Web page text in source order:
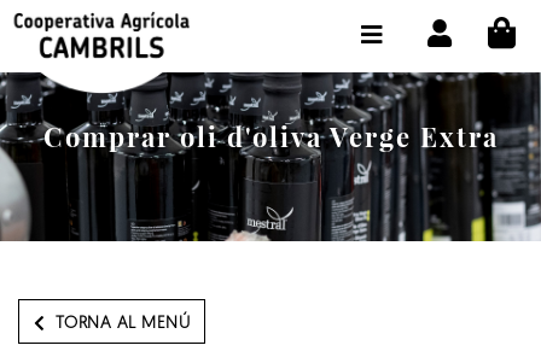
Comprar oli d'oliva Verge Extra
TORNA AL MENÚ
BOTIGA COMPRA ONLINE
LA COOPERATIVA
OLEOTOUR
PRODUCTES
EL NOSTRE OLI